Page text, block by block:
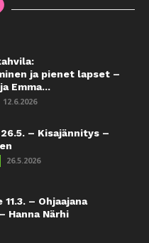
ja pienet lapset –
Emma...
12.6.2026
– Kisajännitys –
26.5.2026
– Ohjaajana
Hanna Närhi